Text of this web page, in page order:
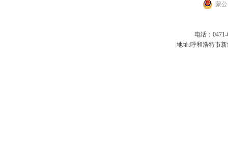
蒙公
电话：
地址:呼和浩特市